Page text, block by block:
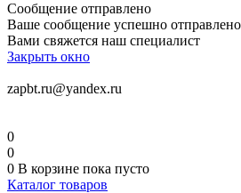
Сообщение отправлено
Ваше сообщение успешно
Вами свяжется наш специалист
Закрыть окно
zapbt.ru@yandex.ru
0
0
0 В корзине пока пусто
Каталог товаров